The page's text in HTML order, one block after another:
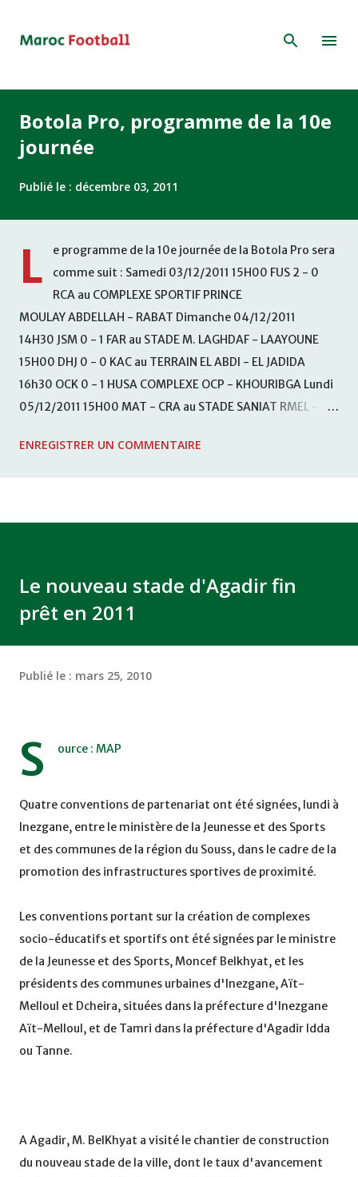
Botola Pro, programme de la 10e
journée
Publié le : décembre 03, 2011
L
e programme de la 10e journée de la Botola Pro sera
comme suit : Samedi 03/12/2011 15H00 FUS 2 - 0
RCA au COMPLEXE SPORTIF PRINCE
MOULAY ABDELLAH - RABAT Dimanche 04/12/2011
14H30 JSM 0 - 1 FAR au STADE M. LAGHDAF - LAAYOUNE
15H00 DHJ 0 - 0 KAC au TERRAIN EL ABDI - EL JADIDA
16h30 OCK 0 - 1 HUSA COMPLEXE OCP - KHOURIBGA Lundi
05/12/2011 15H00 MAT - CRA au STADE SANIAT RMEL -
KHEMISET Mardi 06/12/2011 15H00 WAF - OCS au
ENREGISTRER UN COMMENTAIRE
Le nouveau stade d'Agadir fin
prêt en 2011
Publié le : mars 25, 2010
S ource : MAP
Quatre conventions de partenariat ont été signées, lundi à
Inezgane, entre le ministère de la Jeunesse et des Sports
et des communes de la région du Souss, dans le cadre de la
promotion des infrastructures sportives de proximité.
Les conventions portant sur la création de complexes
socio-éducatifs et sportifs ont été signées par le ministre
de la Jeunesse et des Sports, Moncef Belkhyat, et les
présidents des communes urbaines d'Inezgane, Aït-
Melloul et Dcheira, situées dans la préfecture d'Inezgane
Aït-Melloul, et de Tamri dans la préfecture d'Agadir Idda
ou Tanne.
A Agadir, M. BelKhyat a visité le chantier de construction
du nouveau stade de la ville, dont le taux d'avancement